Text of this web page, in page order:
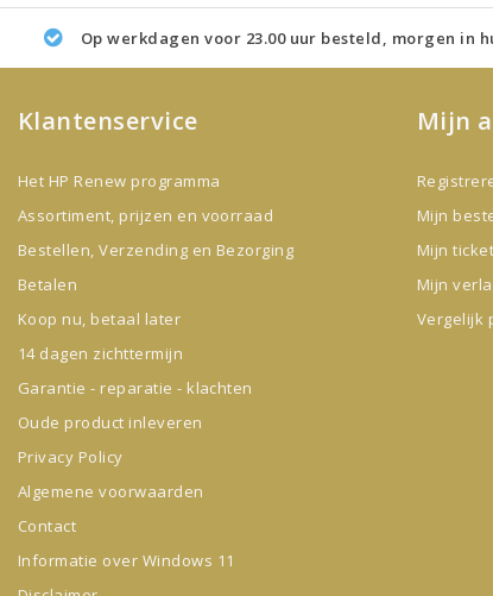
Op werkdagen voor 23.00 uur besteld, morgen in
Klantenservice
Het HP Renew programma
Assortiment, prijzen en voorraad
Bestellen, Verzending en Bezorging
Betalen
Koop nu, betaal later
14 dagen zichttermijn
Garantie - reparatie - klachten
Oude product inleveren
Privacy Policy
Algemene voorwaarden
Contact
Informatie over Windows 11
Mijn
Mijn
Mijn
Mijn
Vergelijk